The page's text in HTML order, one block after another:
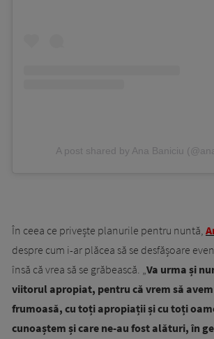
A post shared by Ana Baniciu
În ceea ce privește planurile pentru nuntă,
despre cum i-ar plăcea să se desfășoare
însă că vrea să se grăbească. „ Va urma și
viitorul apropiat, pentru că vrem să
frumoasă, cu toți apropiații și cu toți
cunoaștem și care ne-au fost alături, în